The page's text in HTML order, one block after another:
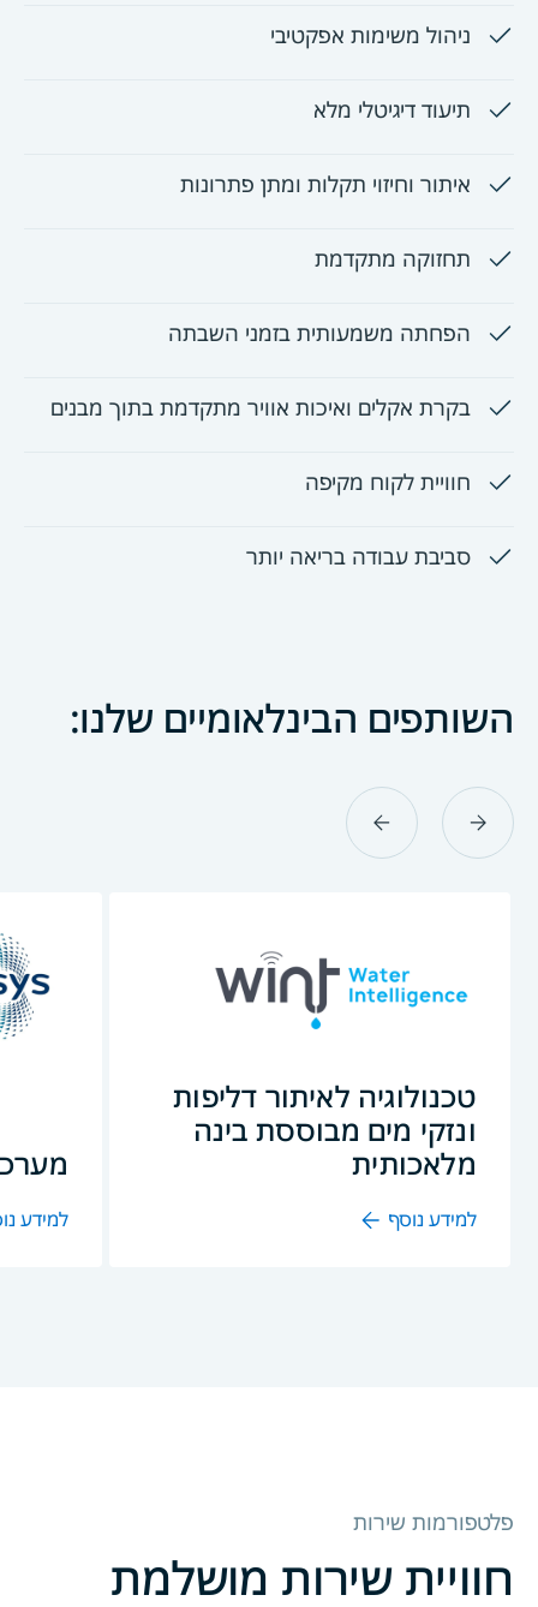
ניהול משימות אפקטיבי
תיעוד דיגיטלי מלא
איתור וחיזוי תקלות ומתן פתרונות
תחזוקה מתקדמת
הפחתה משמעותית בזמני השבתה
בקרת אקלים ואיכות אוויר מתקדמת בתוך מבנים
חוויית לקוח מקיפה
סביבת עבודה בריאה יותר
השותפים הבינלאומיים שלנו:
previous
slide
next
slide
טכנולוגיה לאיתור דליפות
ונזקי מים מבוססת בינה
מלאכותית
למידע נוסף למידע
פלטפורמות שירות
חוויית שירות מושלמת